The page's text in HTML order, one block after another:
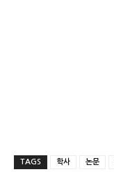
TAGS 학사 논문